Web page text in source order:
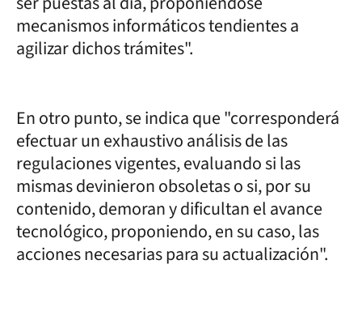
mecanismos informáticos tendientes a
agilizar dichos trámites".
En otro punto, se indica que "corresponderá
efectuar un exhaustivo análisis de las
regulaciones vigentes, evaluando si las
mismas devinieron obsoletas o si, por su
contenido, demoran y dificultan el avance
tecnológico, proponiendo, en su caso, las
acciones necesarias para su actualización".